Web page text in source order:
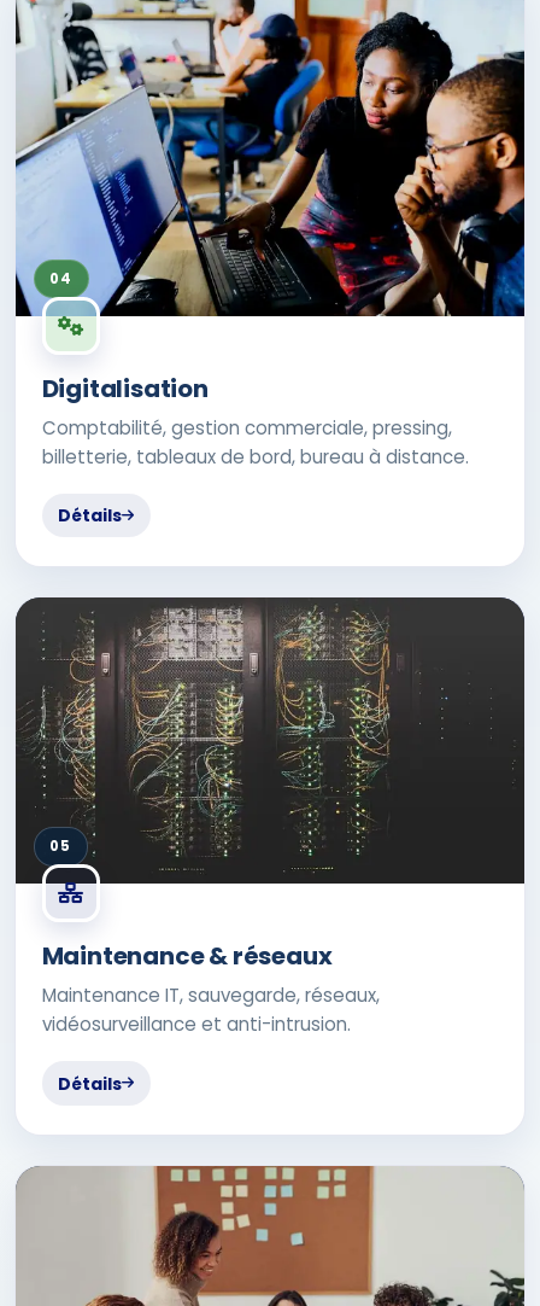
04
Digitalisation
Comptabilité, gestion commerciale, pressing,
billetterie, tableaux de bord, bureau à distance.
Détails
05
Maintenance & réseaux
Maintenance IT, sauvegarde, réseaux,
vidéosurveillance et anti-intrusion.
Détails